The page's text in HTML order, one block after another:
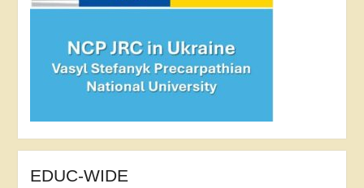
EDUC-WIDE